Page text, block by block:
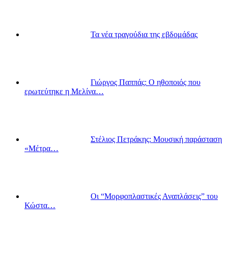
Τα νέα τραγούδια της εβδομάδας
Γιώργος Παππάς: Ο ηθοποιός που
ερωτεύτηκε η Μελίνα…
Στέλιος Πετράκης: Μουσική παράσταση
«Μέτρα…
Οι “Μορφοπλαστικές Αναπλάσεις” του
Κώστα…